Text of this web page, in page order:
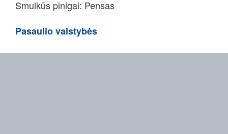
Smulkūs pinigai: Pensas
Pasaulio valstybės